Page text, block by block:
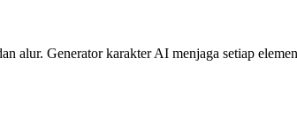
alur. Generator karakter AI menjaga setiap